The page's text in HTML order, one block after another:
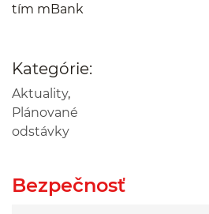
tím mBank
Kategórie:
Aktuality,
Plánované
odstávky
Bezpečnosť